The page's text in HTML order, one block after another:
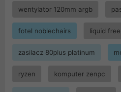
wentylator 120mm argb
fotel noblechairs liquid
zasilacz 80plus platinum
ryzen komputer zenpc